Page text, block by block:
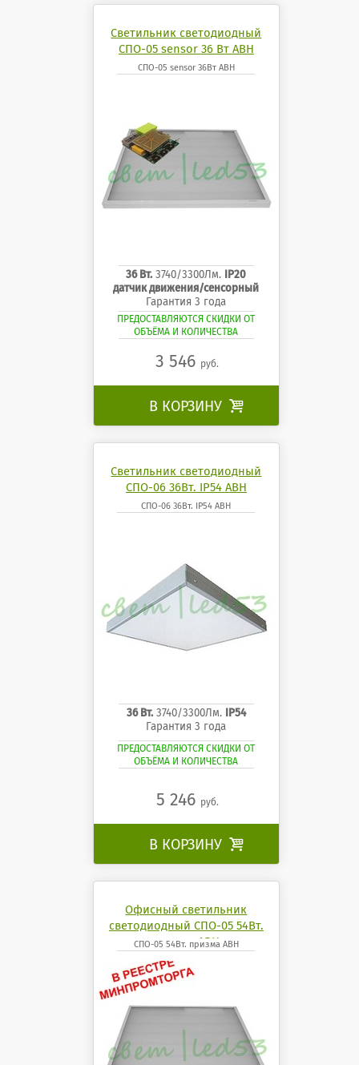
Светильник светодиодный
СПО-05 sensor 36 Вт АВН
СПО-05 sensor 36Вт АВН
36 Вт. 3740/3300Лм. IP20
датчик движения/сенсорный
Гарантия 3 года
ПРЕДОСТАВЛЯЮТСЯ СКИДКИ ОТ
ОБЪЁМА И КОЛИЧЕСТВА
3 546 руб.
В КОРЗИНУ 
Светильник светодиодный
СПО-06 36Вт. IP54 АВН
СПО-06 36Вт. IP54 АВН
36 Вт.3740/3300Лм. IP54
Гарантия 3 года
ПРЕДОСТАВЛЯЮТСЯ СКИДКИ ОТ
ОБЪЁМА И КОЛИЧЕСТВА
5 246 руб.
В КОРЗИНУ 
Офисный светильник
светодиодный СПО-05 54Вт.
призма АВН
СПО-05 54Вт. призма АВН